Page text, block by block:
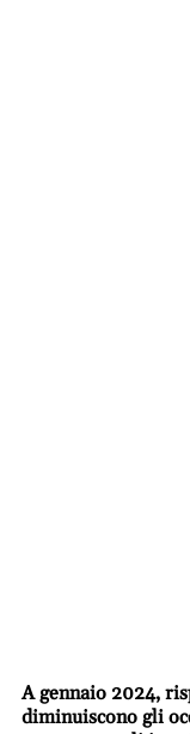
A gennaio 2024,
diminuiscono gli